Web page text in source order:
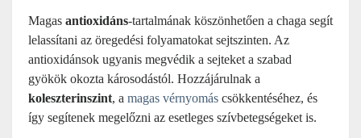
Magas antioxidáns-tartalmának köszönhetően a chaga segít
lelassítani az öregedési folyamatokat sejtszinten. Az
antioxidánsok ugyanis megvédik a sejteket a szabad
gyökök okozta károsodástól. Hozzájárulnak a
koleszterinszint, a magas vérnyomás csökkentéséhez, és
így segítenek megelőzni az esetleges szívbetegségeket is.